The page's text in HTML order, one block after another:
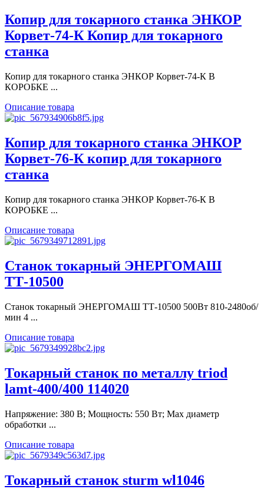
Копир для токарного станка ЭНКОР
Корвет-74-К Копир для токарного
станка
Копир для токарного станка ЭНКОР Корвет-74-К В
КОРОБКЕ ...
Описание товара
Копир для токарного станка ЭНКОР
Корвет-76-К копир для токарного
станка
Копир для токарного станка ЭНКОР Корвет-76-К В
КОРОБКЕ ...
Описание товара
Станок токарный ЭНЕРГОМАШ
ТТ-10500
Станок токарный ЭНЕРГОМАШ ТТ-10500 500Вт 810-2480об/
мин 4 ...
Описание товара
Токарный станок по металлу triod
lamt-400/400 114020
Напряжение: 380 В; Мощность: 550 Вт; Max диаметр
обработки ...
Описание товара
Токарный станок sturm wl1046